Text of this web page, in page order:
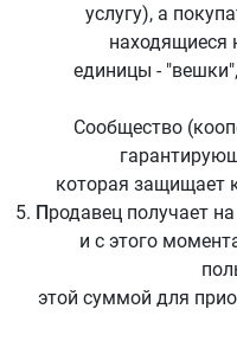
услугу), а
находящиеся
единицы -
Сообщество
которая защищает
5. Продавец получает
и с этого
этой суммой для